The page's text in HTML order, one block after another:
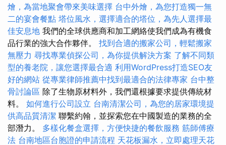
燴，為當地聚會帶來美味選擇 台中外燴，為您打造獨一無
二的宴會餐點 塔位風水，選擇適合的塔位，為先人選擇最
佳安息地 我們的全球供應商和加工網絡使我們成為有機食
品行業的強大合作夥伴。 找到合適的搬家公司，輕鬆搬家
無壓力 尋找專業偵探公司，為你提供解決方案 了解不同類
型的養老院，讓您選擇最合適 利用WordPress打造SEO友
好的網站 從專業律師推薦中找到最適合的法律專家 台中整
骨討論區 除了生物原材料外，我們還根據要求提供傳統材
料。 如何進行公司設立 台南清潔公司，為您的居家環境提
供高品質清潔 聯繫約翰，並探索您在中國製造的業務的全
部潛力。 多樣化餐盒選擇，方便快捷的餐飲服務 筋師傅療
法 台南地區台胞證的申請流程 天花板漏水，立即處理天花